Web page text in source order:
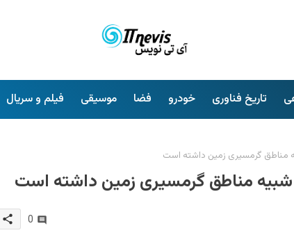
تاریخ فناوری خودرو فضا موسیقی فیلم و سریال
مناطق گرمسیری زمین داشته است
مناطق گرمسیری زمین داشته است
0
share